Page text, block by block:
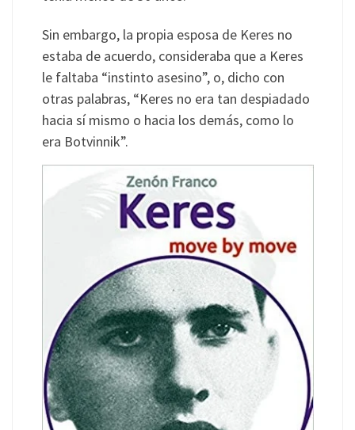
Sin embargo, la propia esposa de Keres no
estaba de acuerdo, consideraba que a Keres
le faltaba “instinto asesino”, o, dicho con
otras palabras, “Keres no era tan despiadado
hacia sí mismo o hacia los demás, como lo
era Botvinnik”.